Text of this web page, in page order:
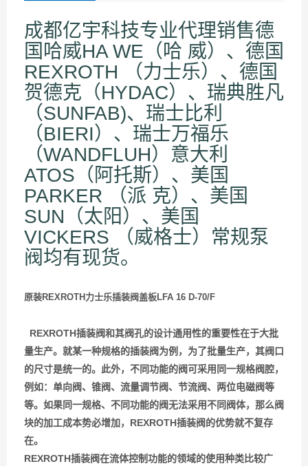
成都亿宇科技专业代理销售德
国哈威HA WE（哈 威）、德国
REXROTH （力士乐）、德国
贺德克（HYDAC）、瑞典胜凡
（SUNFAB)、瑞士比利
（BIERI）、瑞士万福乐
（WANDFLUH）意大利
ATOS（阿托斯）、美国
PARKER （派 克）、美国
SUN（太阳）、美国
VICKERS （威格士）常规泵
阀均有现货。
原装REXROTH力士乐插装阀盖板LFA 16 D-70/F
REXROTH插装阀和其阀孔的设计通用性的重要性在于大批
量生产。就某一种规格的插装阀为例，为了批量生产，其阀口
的尺寸是统一的。此外，不同功能的阀可采用同一规格阀腔，
例如：单向阀、锥阀、流量调节阀、节流阀、两位电磁阀等
等。如果同一规格、不同功能的阀无法采用不同阀体，那么阀
块的加工成本势必增加，REXROTH插装阀的优势就不复存
在。
REXROTH插装阀在流体控制功能的领域的使用种类比较广